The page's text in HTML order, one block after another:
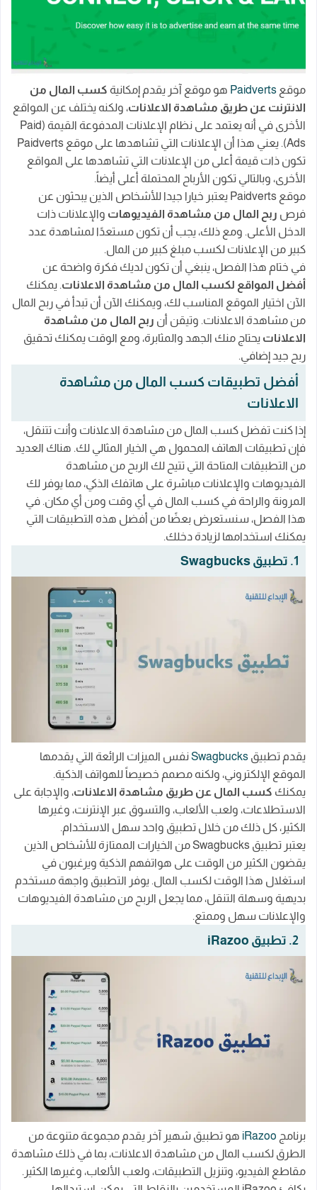
موقع Paidverts هو موقع آخر يقدم إمكانية كسب المال من
الانترنت عن طريق مشاهدة الاعلانات، ولكنه يختلف عن المواقع
الأخرى في أنه يعتمد على نظام الإعلانات المدفوعة القيمة (Paid
Ads). يعني هذا أن الإعلانات التي تشاهدها على موقع Paidverts
تكون ذات قيمة أعلى من الإعلانات التي تشاهدها على المواقع
الأخرى، وبالتالي تكون الأرباح المحتملة أعلى أيضاً.
موقع Paidverts يعتبر خيارا جيدا للأشخاص الذين يبحثون عن
فرص ربح المال من مشاهدة الفيديوهات والإعلانات ذات
الدخل الأعلى. ومع ذلك، يجب أن تكون مستعدًا لمشاهدة عدد
كبير من الإعلانات لكسب مبلغ كبير من المال.
في ختام هذا الفصل، ينبغي أن تكون لديك فكرة واضحة عن
أفضل المواقع لكسب المال من مشاهدة الاعلانات. يمكنك
الآن اختيار الموقع المناسب لك، ويمكنك الآن أن تبدأ في ربح المال
من مشاهدة الاعلانات. وتيقن أن ربح المال من مشاهدة
الاعلانات يحتاج منك الجهد والمثابرة، ومع الوقت يمكنك تحقيق
ربح جيد إضافي.
أفضل تطبيقات كسب المال من مشاهدة
الاعلانات
إذا كنت تفضل كسب المال من مشاهدة الاعلانات وأنت تتنقل،
فإن تطبيقات الهاتف المحمول هي الخيار المثالي لك. هناك العديد
من التطبيقات المتاحة التي تتيح لك الربح من مشاهدة
الفيديوهات والإعلانات مباشرة على هاتفك الذكي، مما يوفر لك
المرونة والراحة في كسب المال في أي وقت ومن أي مكان. في
هذا الفصل، سنستعرض بعضًا من أفضل هذه التطبيقات التي
يمكنك استخدامها لزيادة دخلك.
1. تطبيق Swagbucks
يقدم تطبيق Swagbucksنفس الميزات الرائعة التي يقدمها
الموقع الإلكتروني، ولكنه مصمم خصيصاً للهواتف الذكية.
يمكنك كسب المال عن طريق مشاهدة الاعلانات، والإجابة على
الاستطلاعات، ولعب الألعاب، والتسوق عبر الإنترنت، وغيرها
الكثير، كل ذلك من خلال تطبيق واحد سهل الاستخدام.
يعتبر تطبيق Swagbucks من الخيارات الممتازة للأشخاص الذين
يقضون الكثير من الوقت على هواتفهم الذكية ويرغبون في
استغلال هذا الوقت لكسب المال. يوفر التطبيق واجهة مستخدم
بديهية وسهلة التنقل، مما يجعل الربح من مشاهدة الفيديوهات
والإعلانات سهل وممتع.
2. تطبيق iRazoo
برنامج iRazoo هو تطبيق شهير آخر يقدم مجموعة متنوعة من
الطرق لكسب المال من مشاهدة الاعلانات، بما في ذلك مشاهدة
مقاطع الفيديو، وتنزيل التطبيقات، ولعب الألعاب، وغيرها الكثير.